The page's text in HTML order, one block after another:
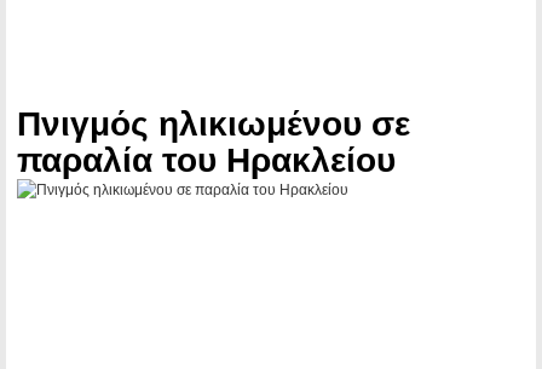
Πνιγμός ηλικιωμένου σε
παραλία του Ηρακλείου